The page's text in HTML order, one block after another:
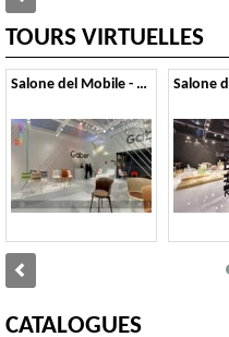
TOURS VIRTUELLES
Salone del Mobile - 2014
CATALOGUES